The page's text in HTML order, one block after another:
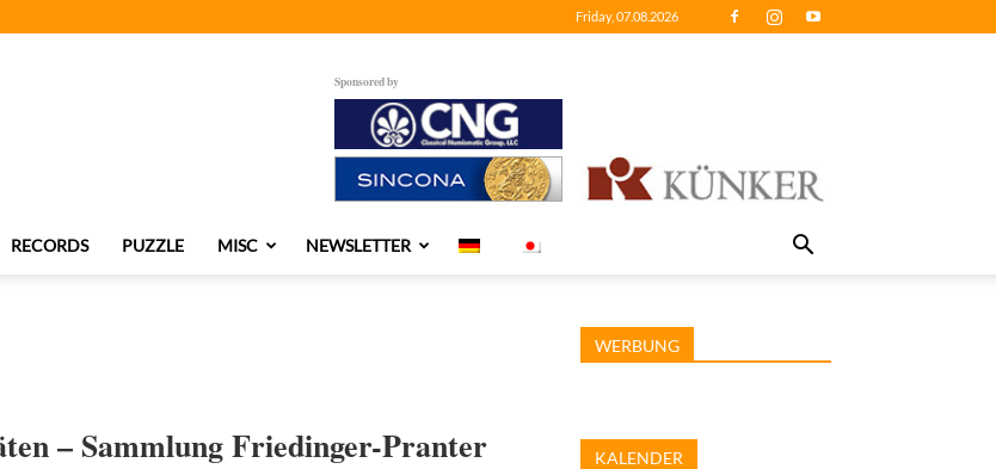
Friday, 07.08.2026
Sponsored by
RECORDS PUZZLE MISC NEWSLETTER
– Sammlung Friedinger-Pranter
WERBUNG
KALENDER